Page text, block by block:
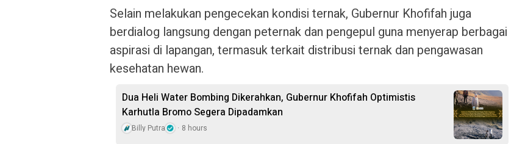
Selain melakukan pengecekan kondisi ternak, Gubernur Khofifah juga
berdialog langsung dengan peternak dan pengepul guna menyerap berbagai
aspirasi di lapangan, termasuk terkait distribusi ternak dan pengawasan
kesehatan hewan.
Dua Heli Water Bombing Dikerahkan, Gubernur Khofifah Optimistis
Karhutla Bromo Segera Dipadamkan
Billy Putra 8 hours